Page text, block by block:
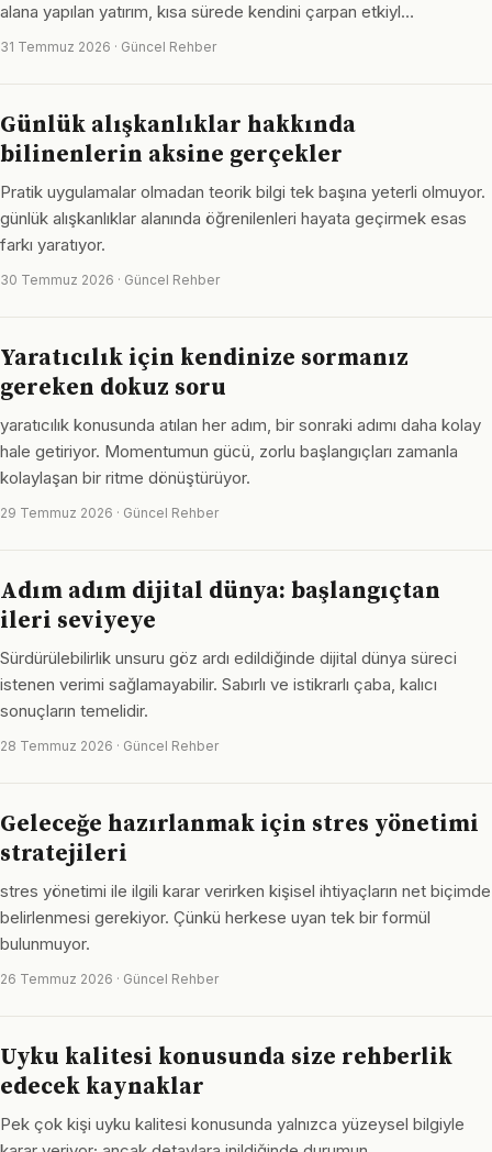
alana yapılan yatırım, kısa sürede kendini çarpan etkiyl…
31 Temmuz 2026 · Güncel Rehber
Günlük alışkanlıklar hakkında
bilinenlerin aksine gerçekler
Pratik uygulamalar olmadan teorik bilgi tek başına yeterli olmuyor.
günlük alışkanlıklar alanında öğrenilenleri hayata geçirmek esas
farkı yaratıyor.
30 Temmuz 2026 · Güncel Rehber
Yaratıcılık için kendinize sormanız
gereken dokuz soru
yaratıcılık konusunda atılan her adım, bir sonraki adımı daha kolay
hale getiriyor. Momentumun gücü, zorlu başlangıçları zamanla
kolaylaşan bir ritme dönüştürüyor.
29 Temmuz 2026 · Güncel Rehber
Adım adım dijital dünya: başlangıçtan
ileri seviyeye
Sürdürülebilirlik unsuru göz ardı edildiğinde dijital dünya süreci
istenen verimi sağlamayabilir. Sabırlı ve istikrarlı çaba, kalıcı
sonuçların temelidir.
28 Temmuz 2026 · Güncel Rehber
Geleceğe hazırlanmak için stres yönetimi
stratejileri
stres yönetimi ile ilgili karar verirken kişisel ihtiyaçların net biçimde
belirlenmesi gerekiyor. Çünkü herkese uyan tek bir formül
bulunmuyor.
26 Temmuz 2026 · Güncel Rehber
Uyku kalitesi konusunda size rehberlik
edecek kaynaklar
Pek çok kişi uyku kalitesi konusunda yalnızca yüzeysel bilgiyle